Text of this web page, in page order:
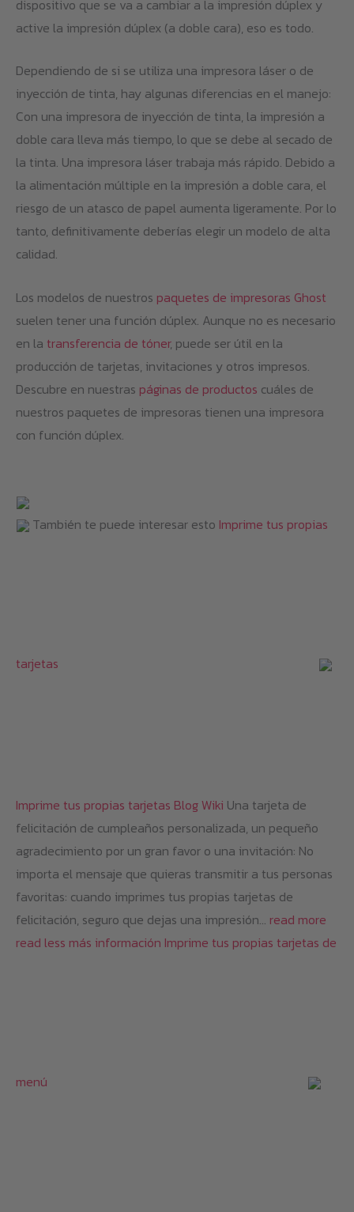
dispositivo que se va a cambiar a la impresión dúplex y
active la impresión dúplex (a doble cara), eso es todo.
Dependiendo de si se utiliza una impresora láser o de
inyección de tinta, hay algunas diferencias en el manejo:
Con una impresora de inyección de tinta, la impresión a
doble cara lleva más tiempo, lo que se debe al secado de
la tinta. Una impresora láser trabaja más rápido. Debido a
la alimentación múltiple en la impresión a doble cara, el
riesgo de un atasco de papel aumenta ligeramente. Por lo
tanto, definitivamente deberías elegir un modelo de alta
calidad.
Los modelos de nuestros paquetes de impresoras Ghost
suelen tener una función dúplex. Aunque no es necesario
en la transferencia de tóner, puede ser útil en la
producción de tarjetas, invitaciones y otros impresos.
Descubre en nuestras páginas de productos cuáles de
nuestros paquetes de impresoras tienen una impresora
con función dúplex.
También te puede interesar esto Imprime tus propias
tarjetas
Imprime tus propias tarjetas BlogWiki Una tarjeta de
felicitación de cumpleaños personalizada, un pequeño
agradecimiento por un gran favor o una invitación: No
importa el mensaje que quieras transmitir a tus personas
favoritas: cuando imprimes tus propias tarjetas de
felicitación, seguro que dejas una impresión… read more
read less más información Imprime tus propias tarjetas de
menú